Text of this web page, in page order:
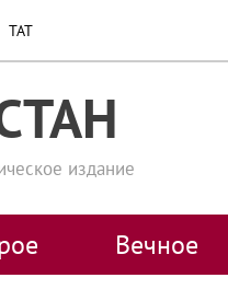
ТАТ
издание
Вечное